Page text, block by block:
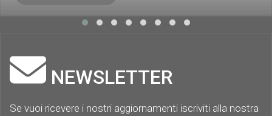
NEWSLETTER
Se vuoi ricevere i nostri aggiornamenti iscriviti alla nostra